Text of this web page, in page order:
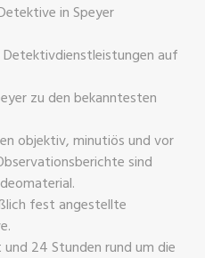
in Speyer
auf
zu den bekanntesten
objektiv, minutiös und vor
sind
fest angestellte
24 Stunden rund um die